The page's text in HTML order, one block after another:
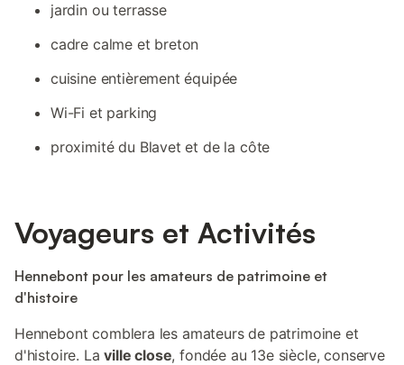
jardin ou terrasse
cadre calme et breton
cuisine entièrement équipée
Wi-Fi et parking
proximité du Blavet et de la côte
Voyageurs et Activités
Hennebont pour les amateurs de patrimoine et
d'histoire
Hennebont comblera les amateurs de patrimoine et
d'histoire. Laville close, fondée au 13e siècle, conserve